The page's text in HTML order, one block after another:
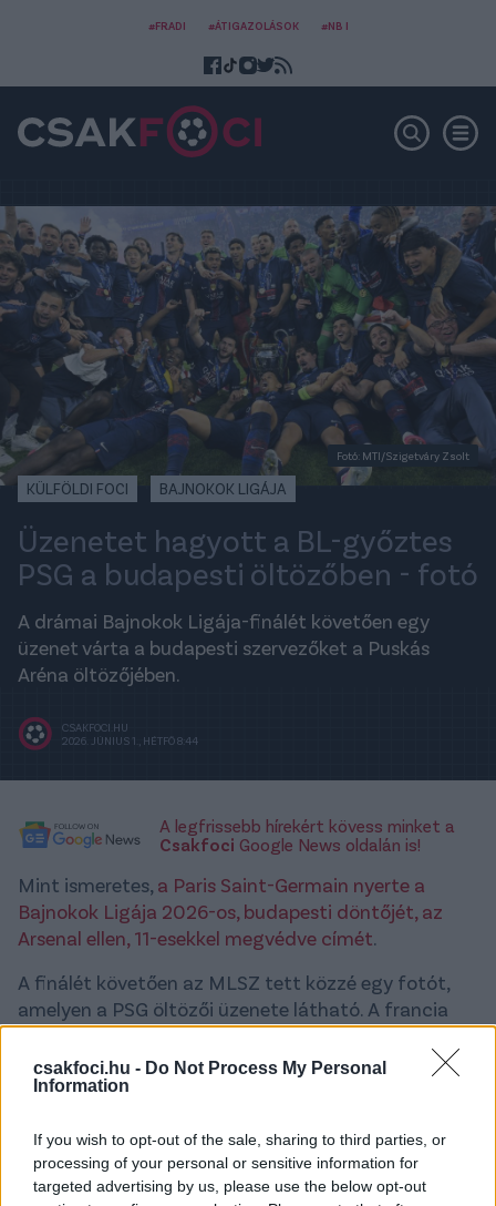
csakfoci.hu - Do Not Process My Personal
Information
If you wish to opt-out of the sale, sharing to third parties, or
processing of your personal or sensitive information for
targeted advertising by us, please use the below opt-out
#FRADI #ÁTIGAZOLÁSOK #NB I
Fotó: MTI/Szigetváry Zsolt
KÜLFÖLDI FOCI BAJNOKOK LIGÁJA
Üzenetet hagyott a BL-győztes
PSG a budapesti öltözőben - fotó
A drámai Bajnokok Ligája-finálét követően egy
üzenet várta a budapesti szervezőket a Puskás
Aréna öltözőjében.
CSAKFOCI.HU
2026. JÚNIUS 1., HÉTFŐ 8:44
A legfrissebb hírekért kövess minket a
Csakfoci Google News oldalán is!
Mint ismeretes, a Paris Saint-Germain nyerte a
Bajnokok Ligája 2026-os, budapesti döntőjét, az
Arsenal ellen, 11-esekkel megvédve címét.
A finálét követően az MLSZ tett közzé egy fotót,
amelyen a PSG öltözői üzenete látható. A francia
sztárcsapat "Thank you Budapest" felirattal
köszönte meg a magyar főváros vendéglátását.
öltözőjében! ❤️
Mi is köszönjük mindkét
csapatnak!@PSG_inside @Arsenal